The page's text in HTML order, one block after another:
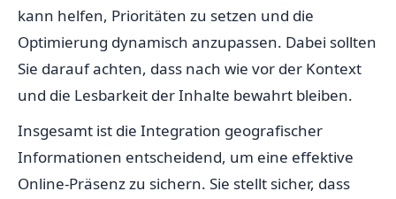
kann helfen, Prioritäten zu setzen und die
Optimierung dynamisch anzupassen. Dabei sollten
Sie darauf achten, dass nach wie vor der Kontext
und die Lesbarkeit der Inhalte bewahrt bleiben.
Insgesamt ist die Integration geografischer
Informationen entscheidend, um eine effektive
Online-Präsenz zu sichern. Sie stellt sicher, dass